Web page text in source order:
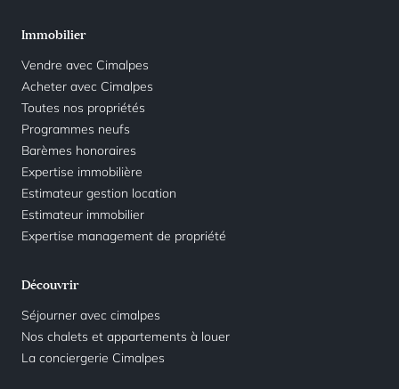
Immobilier
Vendre avec Cimalpes
Acheter avec Cimalpes
Toutes nos propriétés
Programmes neufs
Barèmes honoraires
Expertise immobilière
Estimateur gestion location
Estimateur immobilier
Expertise management de propriété
Découvrir
Séjourner avec cimalpes
Nos chalets et appartements à louer
La conciergerie Cimalpes